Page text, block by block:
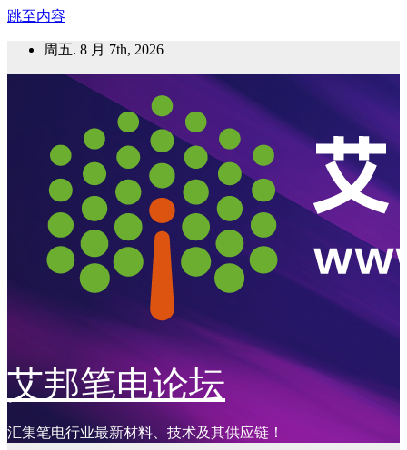
跳至内容
周五. 8 月 7th, 2026
艾邦笔电论坛
汇集笔电行业最新材料、技术及其供应链！